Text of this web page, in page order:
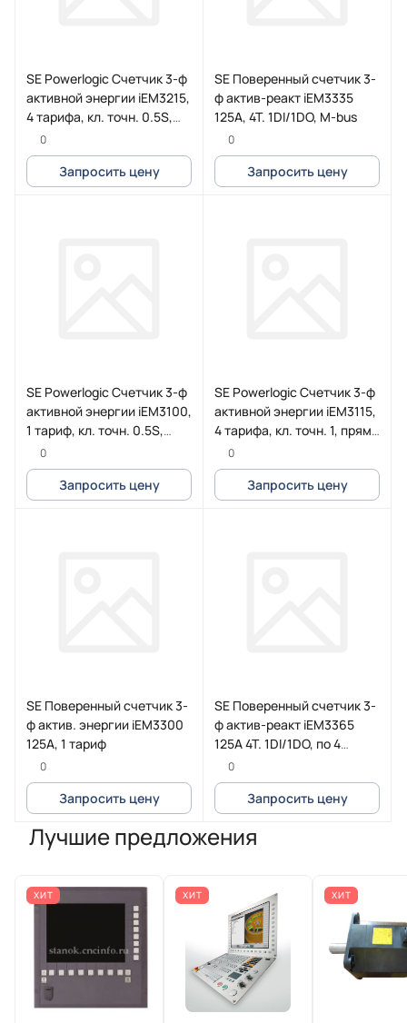
SE Powerlogic Счетчик 3-ф
активной энергии iEM3215,
4 тарифа, кл. точн. 0.5S,
транс. вкл.
0
Запросить цену
SE Поверенный счетчик 3-
ф актив-реакт iEM3335
125A, 4Т. 1DI/1DO, M-bus
0
Запросить цену
SE Powerlogic Счетчик 3-ф
активной энергии iEM3100,
1 тариф, кл. точн. 0.5S,
транс. включения
0
Запросить цену
SE Powerlogic Счетчик 3-ф
активной энергии iEM3115,
4 тарифа, кл. точн. 1, прям.
включения
0
Запросить цену
SE Поверенный счетчик 3-
ф актив. энергии iEM3300
125А, 1 тариф
0
Запросить цену
SE Поверенный счетчик 3-
ф актив-реакт iEM3365
125А 4Т. 1DI/1DO, по 4
квадр., BACnet
0
Запросить цену
Лучшие предложения
ХИТ ХИТ ХИТ